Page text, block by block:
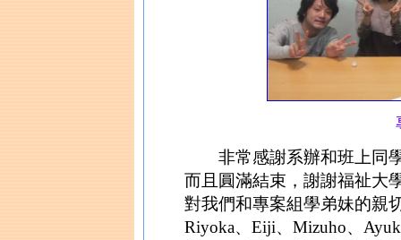
非常感謝系辦和班上同學
而且圓滿結束，謝謝福祉大
對我們和專案組學弟妹的親
Riyoka、Eiji、Mizuho、